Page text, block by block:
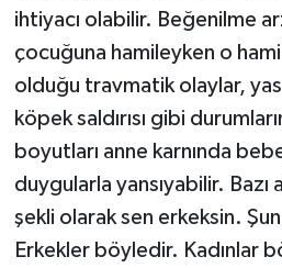
ihtiyacı olabilir. Beğenilme
çocuğuna hamileyken o
olduğu travmatik olaylar,
köpek saldırısı gibi
boyutları anne karnında
duygularla yansıyabilir.
şekli olarak sen erkeksin.
Erkekler böyledir. Kadınlar